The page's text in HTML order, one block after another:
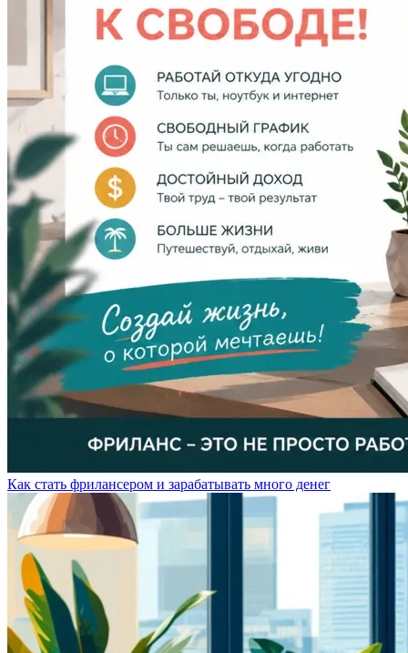
Как стать фрилансером и зарабатывать много денег